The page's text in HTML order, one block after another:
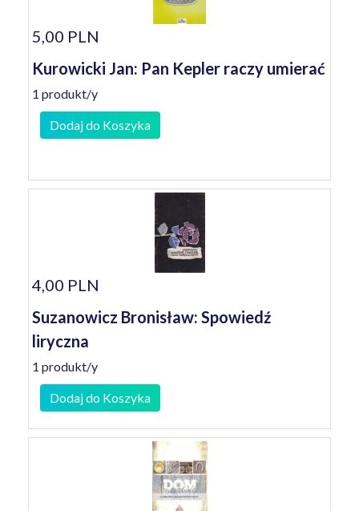
5,00 PLN
Kurowicki Jan: Pan Kepler raczy umierać
1 produkt/y
Dodaj do Koszyka
4,00 PLN
Suzanowicz Bronisław: Spowiedź
liryczna
1 produkt/y
Dodaj do Koszyka